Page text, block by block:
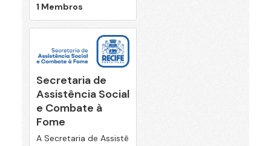
1 Membros
Secretaria de
Assistência Social
e Combate à
Fome
A Secretaria de Assistê